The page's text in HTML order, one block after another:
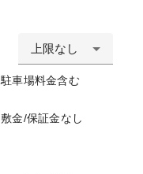
上限なし
駐車場料金含む
敷金/保証金なし